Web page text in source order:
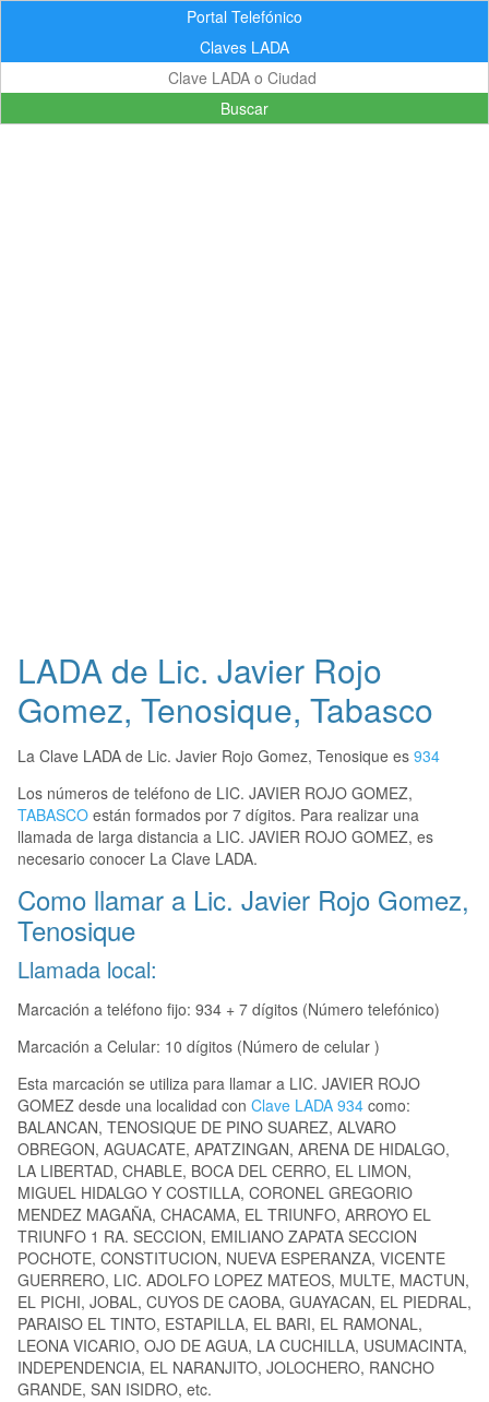
Portal Telefónico
Claves LADA
Buscar
LADA de Lic. Javier Rojo
Gomez, Tenosique, Tabasco
La Clave LADA de Lic. Javier Rojo Gomez, Tenosique es 934
Los números de teléfono de LIC. JAVIER ROJO GOMEZ,
TABASCO están formados por 7 dígitos. Para realizar una
llamada de larga distancia a LIC. JAVIER ROJO GOMEZ, es
necesario conocer La Clave LADA.
Como llamar a Lic. Javier Rojo Gomez,
Tenosique
Llamada local:
Marcación a teléfono fijo: 934 + 7 dígitos (Número telefónico)
Marcación a Celular: 10 dígitos (Número de celular )
Esta marcación se utiliza para llamar a LIC. JAVIER ROJO
GOMEZ desde una localidad con Clave LADA 934 como:
BALANCAN, TENOSIQUE DE PINO SUAREZ, ALVARO
OBREGON, AGUACATE, APATZINGAN, ARENA DE HIDALGO,
LA LIBERTAD, CHABLE, BOCA DEL CERRO, EL LIMON,
MIGUEL HIDALGO Y COSTILLA, CORONEL GREGORIO
MENDEZ MAGAÑA, CHACAMA, EL TRIUNFO, ARROYO EL
TRIUNFO 1 RA. SECCION, EMILIANO ZAPATA SECCION
POCHOTE, CONSTITUCION, NUEVA ESPERANZA, VICENTE
GUERRERO, LIC. ADOLFO LOPEZ MATEOS, MULTE, MACTUN,
EL PICHI, JOBAL, CUYOS DE CAOBA, GUAYACAN, EL PIEDRAL,
PARAISO EL TINTO, ESTAPILLA, EL BARI, EL RAMONAL,
LEONA VICARIO, OJO DE AGUA, LA CUCHILLA, USUMACINTA,
INDEPENDENCIA, EL NARANJITO, JOLOCHERO, RANCHO
GRANDE, SAN ISIDRO, etc.